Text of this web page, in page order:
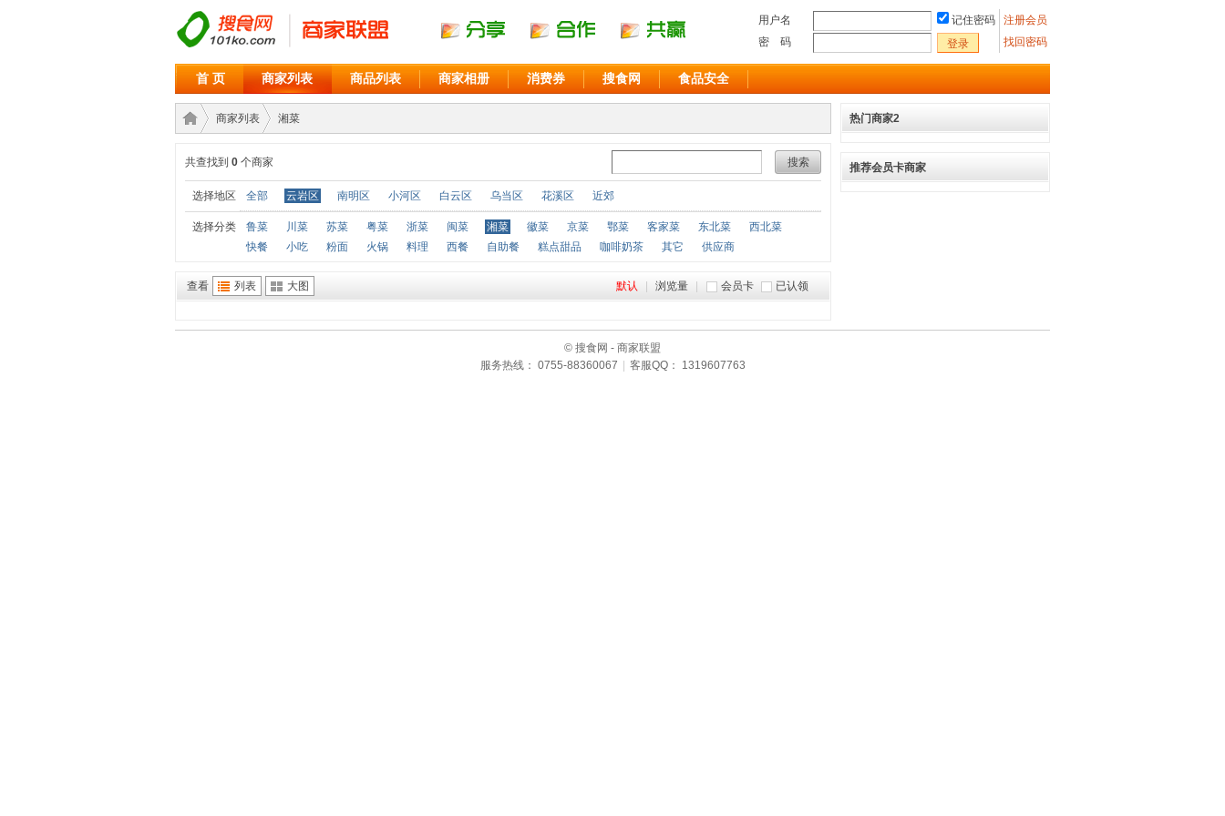
注册会员
找回密码
用户名
记住密码
密 码
登录
首 页 商家列表 商品列表 商家相册 消费券 搜食网 食品安全
商家›
商家列表
›
湘菜
搜索
共查找到 0 个商家
选择地区 全部 云岩区 南明区 小河区 白云区 乌当区 花溪区 近郊
选择分类 鲁菜 川菜 苏菜 粤菜 浙菜 闽菜 湘菜 徽菜 京菜 鄂菜 客家菜 东北菜
西北菜
快餐
小吃 粉面 火锅 料理 西餐 自助餐 糕点甜品 咖啡奶茶 其它 供应商
查看 列表 大图 会员卡 已认领
默认 浏览量
热门商家2
推荐会员卡商家
© 搜食网 - 商家联盟
服务热线： 0755-88360067
客服QQ： 1319607763